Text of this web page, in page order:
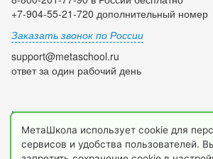
+7-904-55-21-720 дополнительный номер
Заказать звонок по России
support@metaschool.ru
ответ за один рабочий день
Мы в социальных сетях:
МетаШкола использует cookie для
сервисов и удобства пользователей.